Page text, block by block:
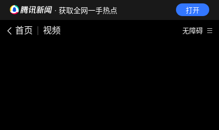
· 获取全网一手热点 打开
首页 视频 无障碍